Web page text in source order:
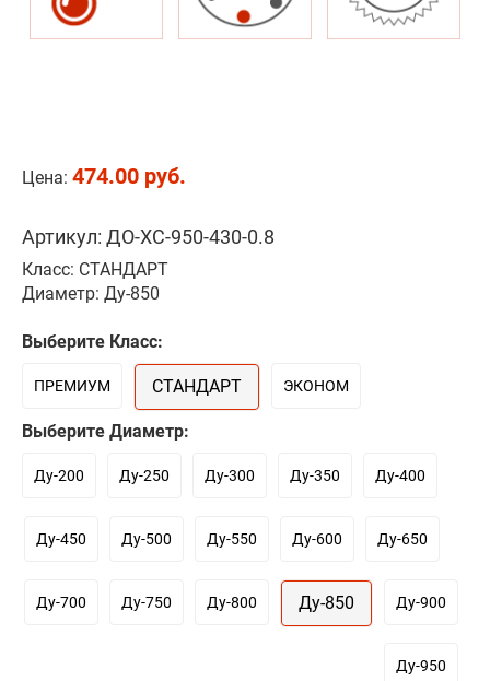
Цена: 474.00 руб.
Артикул: ДО-ХС-950-430-0.8
Класс: СТАНДАРТ
Диаметр: Ду-850
Выберите Класс:
ПРЕМИУМ СТАНДАРТ ЭКОНОМ
Выберите Диаметр:
Ду-200 Ду-250 Ду-300 Ду-350 Ду-400
Ду-450 Ду-500 Ду-550 Ду-600 Ду-650
Ду-700 Ду-750 Ду-800 Ду-850 Ду-900
Ду-950